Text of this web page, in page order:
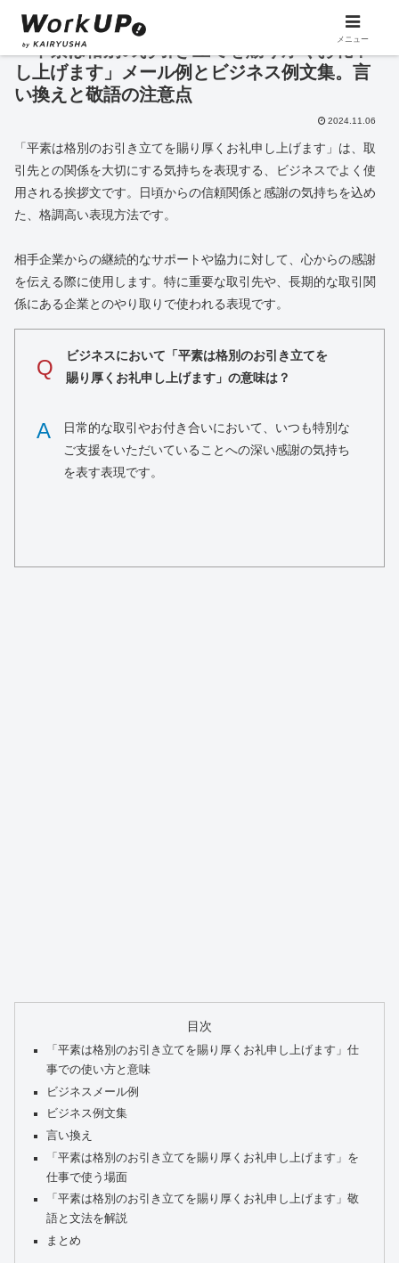
「平素は格別のお引き立てを賜り厚くお礼申
し上げます」メール例とビジネス例文集。言
い換えと敬語の注意点
2024.11.06
「平素は格別のお引き立てを賜り厚くお礼申し上げます」は、取
引先との関係を大切にする気持ちを表現する、ビジネスでよく使
用される挨拶文です。日頃からの信頼関係と感謝の気持ちを込め
た、格調高い表現方法です。
相手企業からの継続的なサポートや協力に対して、心からの感謝
を伝える際に使用します。特に重要な取引先や、長期的な取引関
係にある企業とのやり取りで使われる表現です。
Q
ビジネスにおいて「平素は格別のお引き立てを
賜り厚くお礼申し上げます」の意味は？
A
日常的な取引やお付き合いにおいて、いつも特別な
ご支援をいただいていることへの深い感謝の気持ち
を表す表現です。
目次
「平素は格別のお引き立てを賜り厚くお礼申し上げます」仕
事での使い方と意味
ビジネスメール例
ビジネス例文集
言い換え
「平素は格別のお引き立てを賜り厚くお礼申し上げます」を
仕事で使う場面
「平素は格別のお引き立てを賜り厚くお礼申し上げます」敬
語と文法を解説
まとめ
メニュー